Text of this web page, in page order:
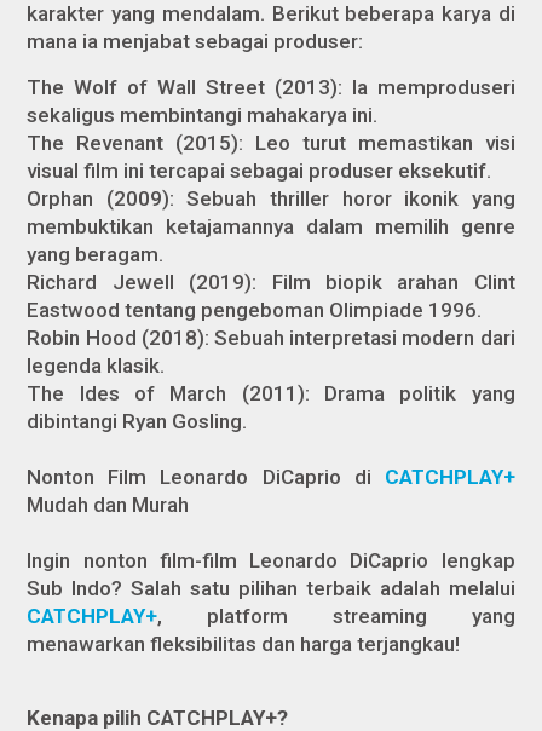
karakter yang mendalam. Berikut beberapa karya di
mana ia menjabat sebagai produser:
The Wolf of Wall Street (2013): Ia memproduseri
sekaligus membintangi mahakarya ini.
The Revenant (2015): Leo turut memastikan visi
visual film ini tercapai sebagai produser eksekutif.
Orphan (2009): Sebuah thriller horor ikonik yang
membuktikan ketajamannya dalam memilih genre
yang beragam.
Richard Jewell (2019): Film biopik arahan Clint
Eastwood tentang pengeboman Olimpiade 1996.
Robin Hood (2018): Sebuah interpretasi modern dari
legenda klasik.
The Ides of March (2011): Drama politik yang
dibintangi Ryan Gosling.
Nonton Film Leonardo DiCaprio di CATCHPLAY+
Mudah dan Murah
Ingin nonton film-film Leonardo DiCaprio lengkap
Sub Indo? Salah satu pilihan terbaik adalah melalui
CATCHPLAY+, platform streaming yang
menawarkan fleksibilitas dan harga terjangkau!
Kenapa pilih CATCHPLAY+?